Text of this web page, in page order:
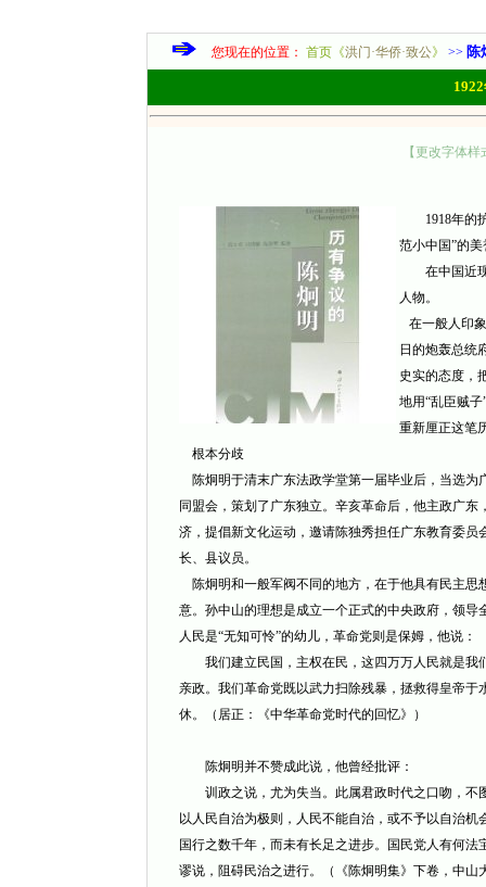
您现在的位置： 首页《洪门·华侨·致公》 >> 陈
【更改字体
1918年的护
范小中国”的美
在中国近现
人物。
在一般人印
日的炮轰总统
史实的态度，
地用“乱臣贼
重新厘正这
根本分歧
陈炯明于清末广东法政学堂第一届毕业后，当选为
同盟会，策划了广东独立。辛亥革命后，他主政广
济，提倡新文化运动，邀请陈独秀担任广东教育委
长、县议员。
陈炯明和一般军阀不同的地方，在于他具有民主思
意。孙中山的理想是成立一个正式的中央政府，领
人民是“无知可怜”的幼儿，革命党则是保姆，他说：
我们建立民国，主权在民，这四万万人民就是我
亲政。我们革命党既以武力扫除残暴，拯救得皇帝
休。（居正：《中华革命党时代的回忆》）
陈炯明并不赞成此说，他曾经批评：
训政之说，尤为失当。此属君政时代之口吻，不
以人民自治为极则，人民不能自治，或不予以自治
国行之数千年，而未有长足之进步。国民党人有何
谬说，阻碍民治之进行。（《陈炯明集》下卷，中山